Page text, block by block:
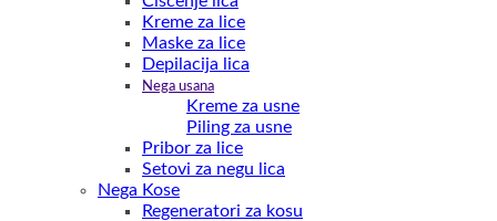
Kreme za lice
Maske za lice
Depilacija lica
Nega usana
Kreme za usne
Piling za usne
Pribor za lice
Setovi za negu lica
Nega Kose
Regeneratori za kosu